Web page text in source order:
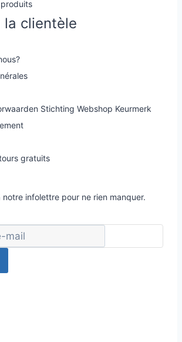
la clientèle
Stichting Webshop Keurmerk
gratuits
infolettre pour ne rien manquer.